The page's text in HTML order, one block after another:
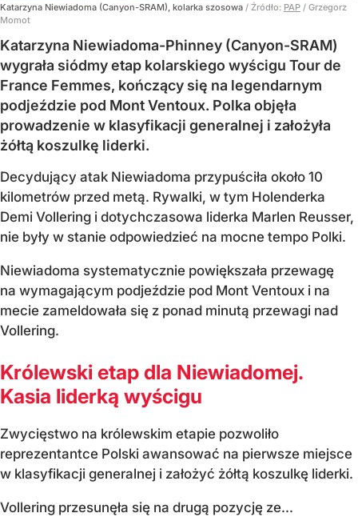
Katarzyna Niewiadoma (Canyon-SRAM), kolarka szosowa / Źródło: PAP / Grzegorz
Momot
Katarzyna Niewiadoma-Phinney (Canyon-SRAM)
wygrała siódmy etap kolarskiego wyścigu Tour de
France Femmes, kończący się na legendarnym
podjeździe pod Mont Ventoux. Polka objęła
prowadzenie w klasyfikacji generalnej i założyła
żółtą koszulkę liderki.
Decydujący atak Niewiadoma przypuściła około 10
kilometrów przed metą. Rywalki, w tym Holenderka
Demi Vollering i dotychczasowa liderka Marlen Reusser,
nie były w stanie odpowiedzieć na mocne tempo Polki.
Niewiadoma systematycznie powiększała przewagę
na wymagającym podjeździe pod Mont Ventoux i na
mecie zameldowała się z ponad minutą przewagi nad
Vollering.
Królewski etap dla Niewiadomej.
Kasia liderką wyścigu
Zwycięstwo na królewskim etapie pozwoliło
reprezentantce Polski awansować na pierwsze miejsce
w klasyfikacji generalnej i założyć żółtą koszulkę liderki.
Vollering przesunęła się na drugą pozycję ze...